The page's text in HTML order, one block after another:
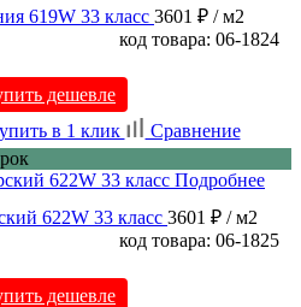
619W 33 класс 3601 ₽ / м2
код товара: 06-1824
дешевле
в 1 клик
Сравнение
Подробнее
622W 33 класс 3601 ₽ / м2
код товара: 06-1825
дешевле